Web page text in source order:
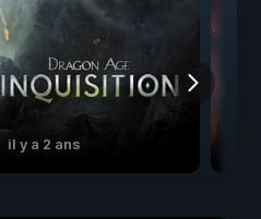
il y a 2 ans